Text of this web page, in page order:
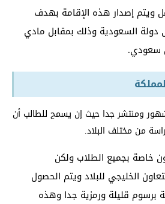
ويتم إصدار هذه الإقامة بهدف
السعودية وذلك بمقابل مادي
ومنتشر جدا حيث إن يسمح للطالب أن
من مختلف البلاد.
خاصة بجميع الطلاب ولكن
الخليجي للبلاد ويتم الحصول
برسوم قليلة ورمزية جدا وهذه